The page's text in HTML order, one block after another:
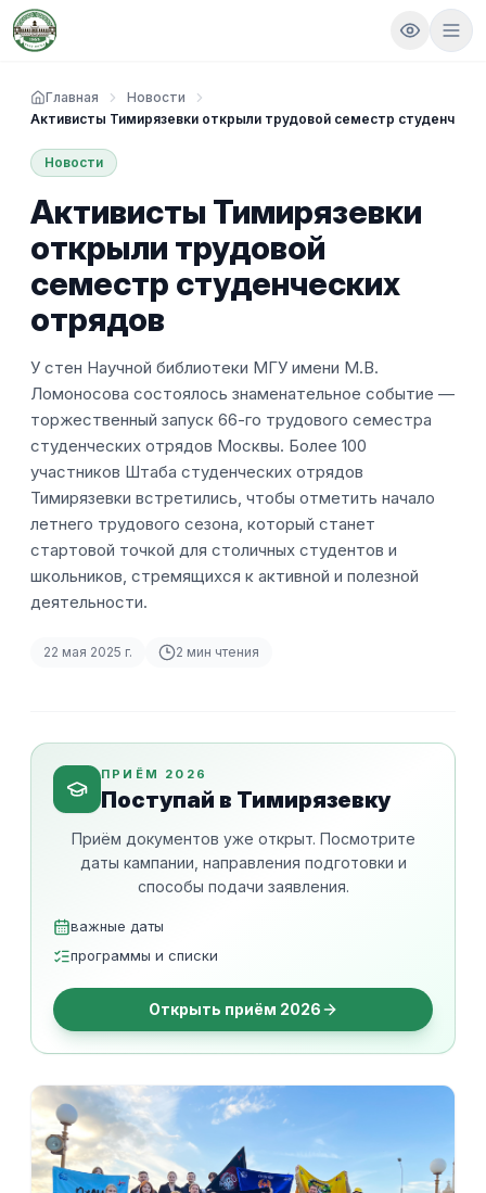
Главная
Новости
Активисты Тимирязевки открыли трудовой семестр
Новости
Активисты Тимирязевки
открыли трудовой
семестр студенческих
отрядов
У стен Научной библиотеки МГУ имени М.В.
Ломоносова состоялось знаменательное событие —
торжественный запуск 66-го трудового семестра
студенческих отрядов Москвы. Более 100
участников Штаба студенческих отрядов
Тимирязевки встретились, чтобы отметить начало
летнего трудового сезона, который станет
стартовой точкой для столичных студентов и
школьников, стремящихся к активной и полезной
деятельности.
22 мая 2025 г. 2 мин чтения
ПРИЁМ 2026
Поступай в Тимирязевку
Приём документов уже открыт. Посмотрите
даты кампании, направления подготовки и
способы подачи заявления.
важные даты
программы и списки
Открыть приём 2026